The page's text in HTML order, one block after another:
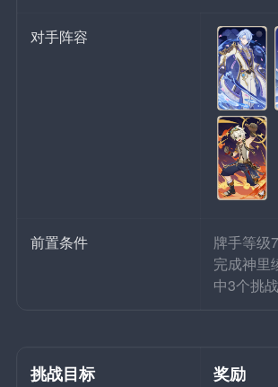
对手阵容
前置条件
牌手等级7
完成神里
中3个挑
挑战目标 奖励